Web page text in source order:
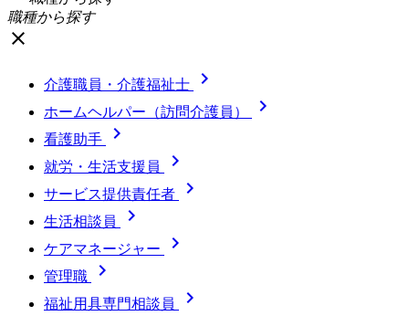
職種から探す
close
介護職員・介護福祉士 
ホームヘルパー（訪問介護員） 
看護助手 
就労・生活支援員 
サービス提供責任者 
生活相談員 
ケアマネージャー 
管理職 
福祉用具専門相談員 